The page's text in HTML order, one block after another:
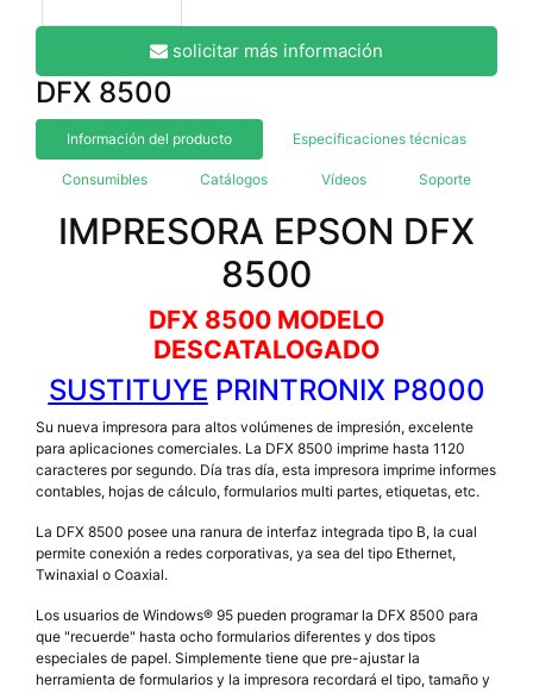
solicitar más información
DFX 8500
Información del producto Especificaciones técnicas
Consumibles Catálogos Vídeos Soporte
IMPRESORA EPSON DFX
8500
DFX 8500 MODELO
DESCATALOGADO
SUSTITUYE PRINTRONIX P8000
Su nueva impresora para altos volúmenes de impresión, excelente
para aplicaciones comerciales. La DFX 8500 imprime hasta 1120
caracteres por segundo. Día tras día, esta impresora imprime informes
contables, hojas de cálculo, formularios multi partes, etiquetas, etc.
La DFX 8500 posee una ranura de interfaz integrada tipo B, la cual
permite conexión a redes corporativas, ya sea del tipo Ethernet,
Twinaxial o Coaxial.
Los usuarios de Windows® 95 pueden programar la DFX 8500 para
que "recuerde" hasta ocho formularios diferentes y dos tipos
especiales de papel. Simplemente tiene que pre-ajustar la
herramienta de formularios y la impresora recordará el tipo, tamaño y